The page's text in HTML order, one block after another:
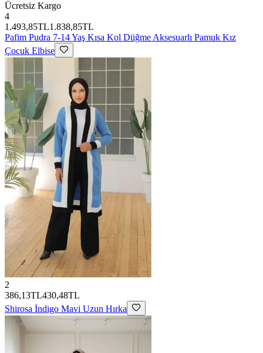
Ücretsiz Kargo
4
1.493,85TL1.838,85TL
Pafim Pudra 7-14 Yaş Kısa Kol Düğme Aksesuarlı Pamuk Kız
Çocuk Elbise
2
386,13TL430,48TL
Shirosa İndigo Mavi Uzun Hırka